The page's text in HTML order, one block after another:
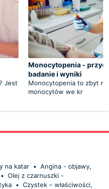
Jest
Monocytopenia -
badanie i wyniki
Monocytopenia to zbyt
monocytów we kr
na katar • Angina - objawy,
• Olej z czarnuszki -
• Czystek – właściwości,